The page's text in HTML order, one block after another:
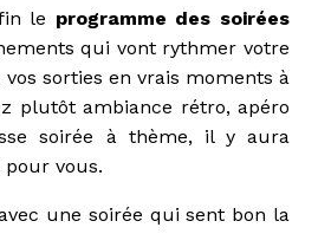
le programme des soirées
qui vont rythmer votre
sorties en vrais moments à
plutôt ambiance rétro, apéro
soirée à thème, il y aura
vous.
une soirée qui sent bon la